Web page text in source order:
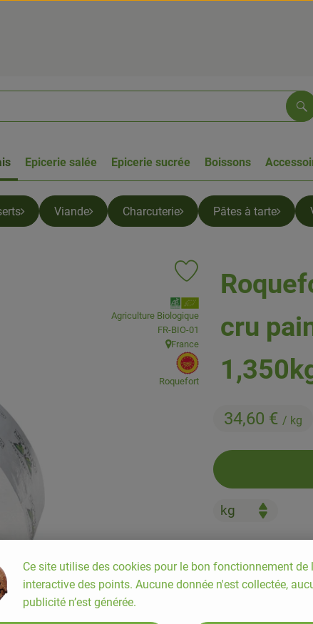
Epicerie salée Epicerie sucrée Boissons
Viande Charcuterie Pâtes à tarte
cru
34,60 € / kg
Ajouter le produit aux favoris
, Association:
Agriculture Biologique
, Autorité de contrôle:
FR-BIO-01
, Origine:
France
, EU Origine:
Roquefort
Ce site utilise des cookies pour le bon fonctionnement de
interactive des points. Aucune donnée n'est collectée,
publicité n’est générée.